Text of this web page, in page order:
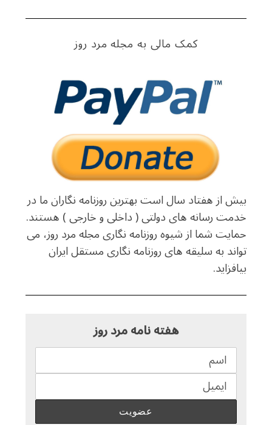
کمک مالی به مجله مرد روز
بیش از هفتاد سال است بهترین روزنامه نگاران ما در
خدمت رسانه های دولتی ( داخلی و خارجی ) هستند.
حمایت شما از شیوه روزنامه نگاری مجله مرد روز، می
تواند به سلیقه های روزنامه نگاری مستقل ایران
بیافزاید.
هفته نامه مرد روز